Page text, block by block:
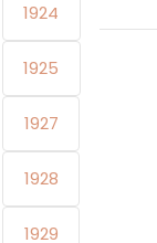
1924
1925
1927
1928
1929